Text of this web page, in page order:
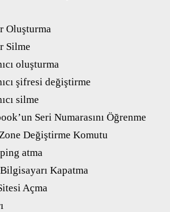
Oluşturma
Silme
oluşturma
şifresi değiştirme
silme
Seri Numarasını Öğrenme
Değiştirme Komutu
atma
Kapatma
Açma